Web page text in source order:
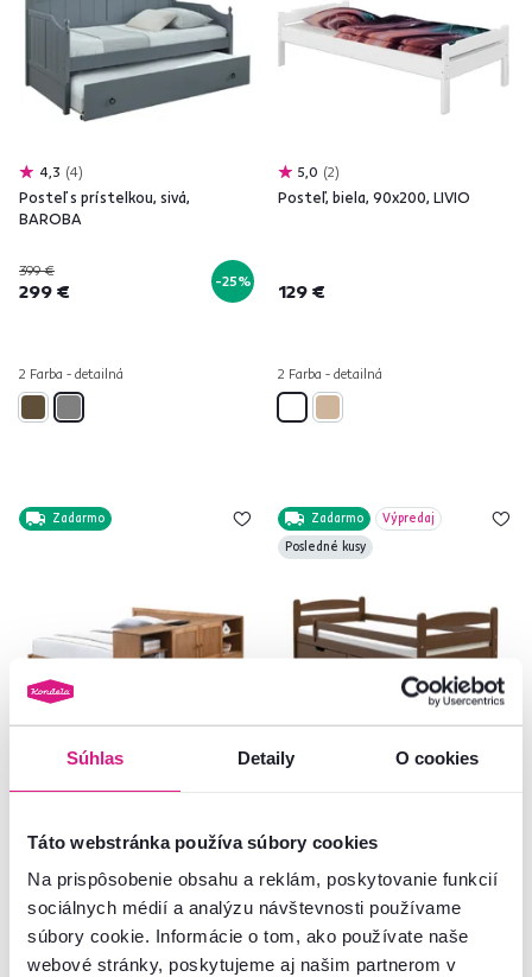
Súhlas Detaily O cookies
Táto webstránka používa súbory cookies
Na prispôsobenie obsahu a reklám, poskytovanie funkcií
sociálnych médií a analýzu návštevnosti používame
súbory cookie. Informácie o tom, ako používate naše
webové stránky, poskytujeme aj našim partnerom v
4,3 4
Posteľ s prístelkou, sivá,
BAROBA
399 €
299 € -25%
2 Farba - detailná
5,0 2
Posteľ, biela, 90x200, LIVIO
129 €
2 Farba - detailná
Zadarmo
399 €
Zadarmo
Výpredaj
Posledné kusy
221 €